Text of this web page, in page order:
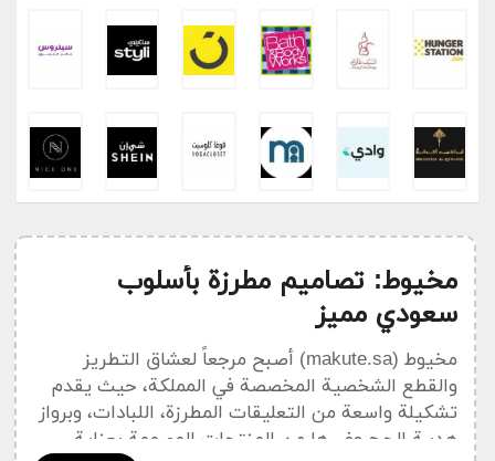
مخيوط: تصاميم مطرزة بأسلوب
سعودي مميز
مخيوط (makute.sa) أصبح مرجعاً لعشاق التطريز
والقطع الشخصية المخصصة في المملكة، حيث يقدم
تشكيلة واسعة من التعليقات المطرزة، اللبادات، وبرواز
هديـة الحج وغيرها من المنتجات المصممة بعناية.